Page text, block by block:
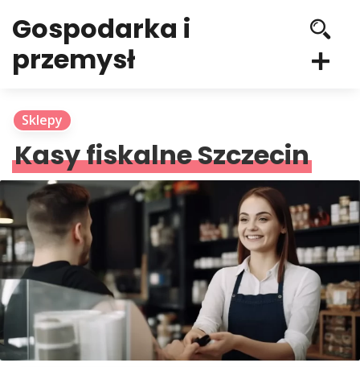
Gospodarka i
przemysł
Sklepy
Kasy fiskalne Szczecin